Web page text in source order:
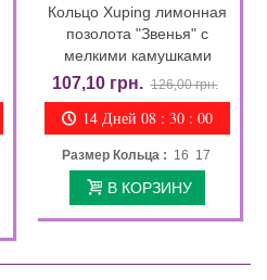
Кольцо Xuping лимонная
позолота "Звенья" с
мелкими камушками
107,10 грн. 126,00 грн.
14 Дней 08 : 29 : 58
Размер Кольца : 16 17
В КОРЗИНУ